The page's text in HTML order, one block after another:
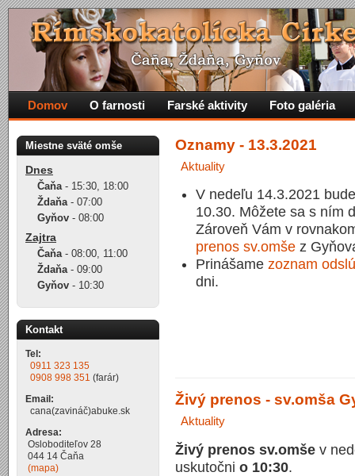
Oznamy - 13.3.2021
Aktuality
V nedeľu 14.3.2021
10.30. Môžete sa s ním
Zároveň Vám v
prenos sv.omše z
Prinášamezoznam
dni.
Živý prenos - sv.omša
Aktuality
Živý prenos sv.omše v
uskutočni o 10:30.
Domov O farnosti Farské aktivity Foto galéria
Miestne sväté omše
Dnes
Čaňa- 15:30, 18:00
Ždaňa- 07:00
Gyňov - 08:00
Zajtra
Čaňa- 08:00, 11:00
Ždaňa- 09:00
Gyňov - 10:30
Kontakt
Tel:
0911 323 135
0908 998 351 (farár)
Email:
cana(zavináč)abuke.sk
Adresa:
Osloboditeľov 28
044 14 Čaňa
(mapa)